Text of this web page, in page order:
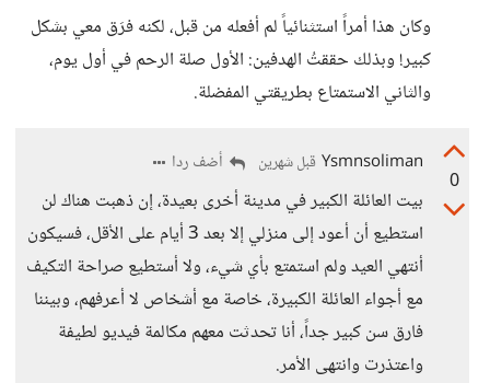
وكان هذا أمراً استثنائياً لم أفعله من قبل، لكنه فرَق معي بشكل
كبير! وبذلك حققتُ الهدفين: الأول صلة الرحم في أول يوم،
والثاني الاستمتاع بطريقتي المفضلة.
0
Ysmnsoliman قبل شهرين أضف ردا
بيت العائلة الكبير في مدينة أخرى بعيدة، إن ذهبت هناك لن
استطيع أن أعود إلى منزلي إلا بعد 3 أيام على الأقل، فسيكون
أنتهي العيد ولم استمتع بأي شيء، ولا أستطيع صراحة التكيف
مع أجواء العائلة الكبيرة، خاصة مع أشخاص لا أعرفهم، وبيننا
فارق سن كبير جداً، أنا تحدثت معهم مكالمة فيديو لطيفة
واعتذرت وانتهى الأمر.